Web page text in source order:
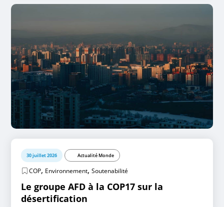
30 juillet 2026 Actualité Monde
COP, Environnement,Soutenabilité
Le groupe AFD à la COP17 sur la
désertification